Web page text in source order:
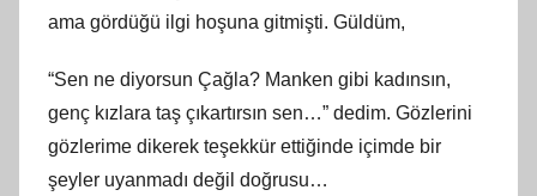
ama gördüğü ilgi hoşuna gitmişti. Güldüm,
“Sen ne diyorsun Çağla? Manken gibi kadınsın,
genç kızlara taş çıkartırsın sen…” dedim. Gözlerini
gözlerime dikerek teşekkür ettiğinde içimde bir
şeyler uyanmadı değil doğrusu…